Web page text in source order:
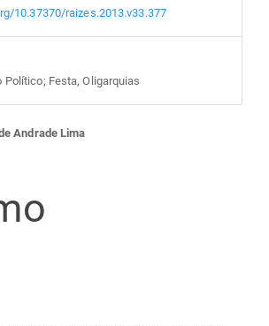
10.37370/raizes.2013.v33.377
Político; Festa, Oligarquias
Andrade Lima